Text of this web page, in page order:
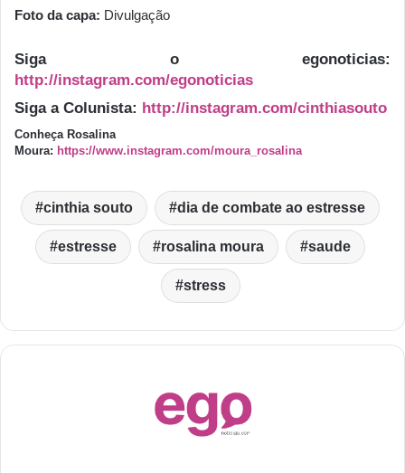
Foto da capa: Divulgação
Siga o egonoticias:
http://instagram.com/egonoticias
Siga a Colunista: http://instagram.com/cinthiasouto
Conheça Rosalina
Moura: https://www.instagram.com/moura_rosalina
cinthia souto dia de combate ao estresse
estresse rosalina moura saude
stress